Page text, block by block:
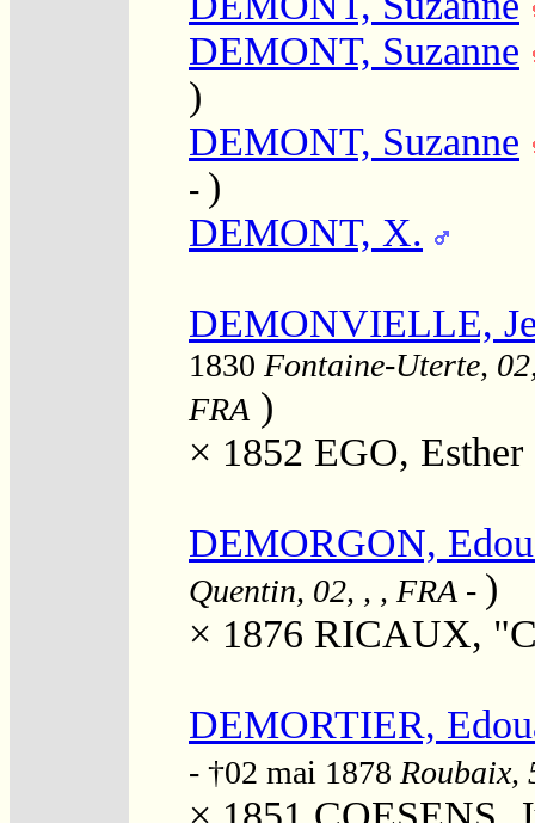
DEMONT, Suzanne
)
DEMONT, Suzanne
- )
DEMONT, X.
DEMONVIELLE,
1830 Fontaine-Uterte,
FRA )
× 1852 EGO, Esther
DEMORGON,
Quentin, 02, , , FRA - )
× 1876 RICAUX,
DEMORTIER,
- †02 mai 1878 Roubaix,